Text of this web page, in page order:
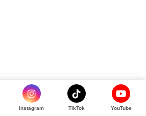
Instagram TikTok YouTube